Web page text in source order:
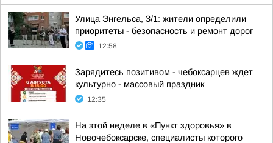
Улица Энгельса, 3/1: жители определили
приоритеты - безопасность и ремонт дорог
12:58
Зарядитесь позитивом - чебоксарцев ждет
культурно - массовый праздник
12:35
На этой неделе в «Пункт здоровья» в
Новочебоксарске, специалисты которого